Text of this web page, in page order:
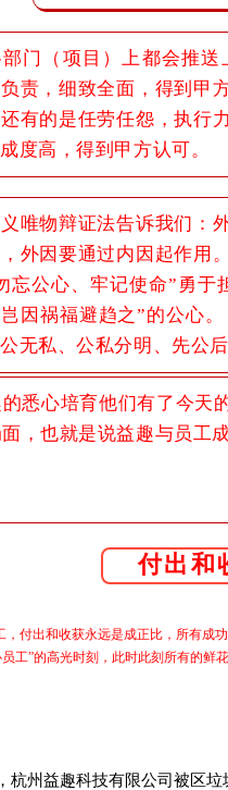
门（项目）上都会推
责，细致全面，得到甲
有的是任劳任怨，执行
度高，得到甲方认可。
唯物辩证法告诉我们：
外因要通过内因起作用
忘公心、牢记使命”勇于
因祸福避趋之”的公心
无私、公私分明、先公
悉心培育他们有了今天
，也就是说益趣与员工
付出和
付出和收获永远是成正比，所有成
员工”的高光时刻，此时此刻所有的
杭州益趣科技有限公司被区